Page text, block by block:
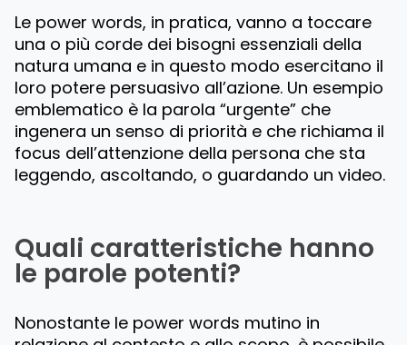
Le power words, in pratica, vanno a toccare
una o più corde dei bisogni essenziali della
natura umana e in questo modo esercitano il
loro potere persuasivo all’azione. Un esempio
emblematico è la parola “urgente” che
ingenera un senso di priorità e che richiama il
focus dell’attenzione della persona che sta
leggendo, ascoltando, o guardando un video.
Quali caratteristiche hanno
le parole potenti?
Nonostante le power words mutino in